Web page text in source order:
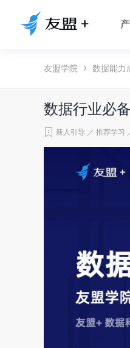
友盟学院 数据能力
数据行业必
新人引导 ／ 推荐学习